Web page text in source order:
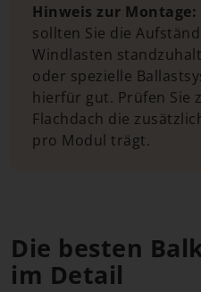
Hinweis zur Montage:
sollten Sie die
Windlasten
oder spezielle
hierfür gut. Prüfen Sie
Flachdach die
pro Modul trägt.
Die besten
im Detail